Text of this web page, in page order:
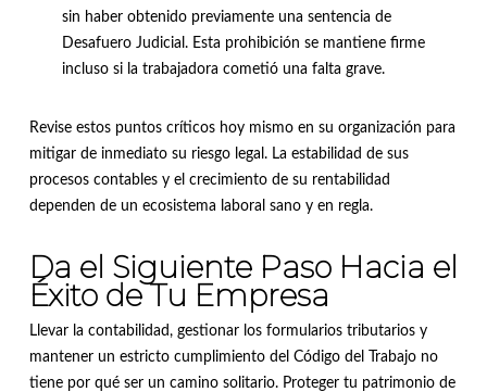
sin haber obtenido previamente una sentencia de
Desafuero Judicial . Esta prohibición se mantiene firme
incluso si la trabajadora cometió una falta grave.
Revise estos puntos críticos hoy mismo en su organización para
mitigar de inmediato su riesgo legal . La estabilidad de sus
procesos contables y el crecimiento de su rentabilidad
dependen de un ecosistema laboral sano y en regla.
Da el Siguiente Paso Hacia el
Éxito de Tu Empresa
Llevar la contabilidad, gestionar los formularios tributarios y
mantener un estricto cumplimiento del Código del Trabajo no
tiene por qué ser un camino solitario. Proteger tu patrimonio de